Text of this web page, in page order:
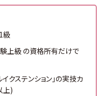
級
上級 の資格所有だけで
イクステンション」の実技カ
上)